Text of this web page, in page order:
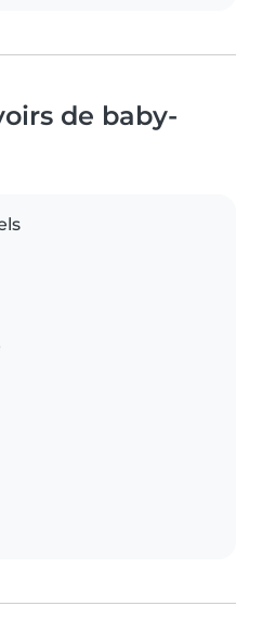
de baby-